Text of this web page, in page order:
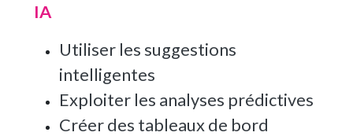
IA
Utiliser les suggestions
intelligentes
Exploiter les analyses prédictives
Créer des tableaux de bord